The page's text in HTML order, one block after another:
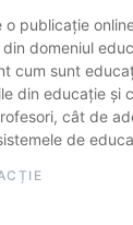
o publicație
domeniul
cum sunt
din educație și
cât de
de